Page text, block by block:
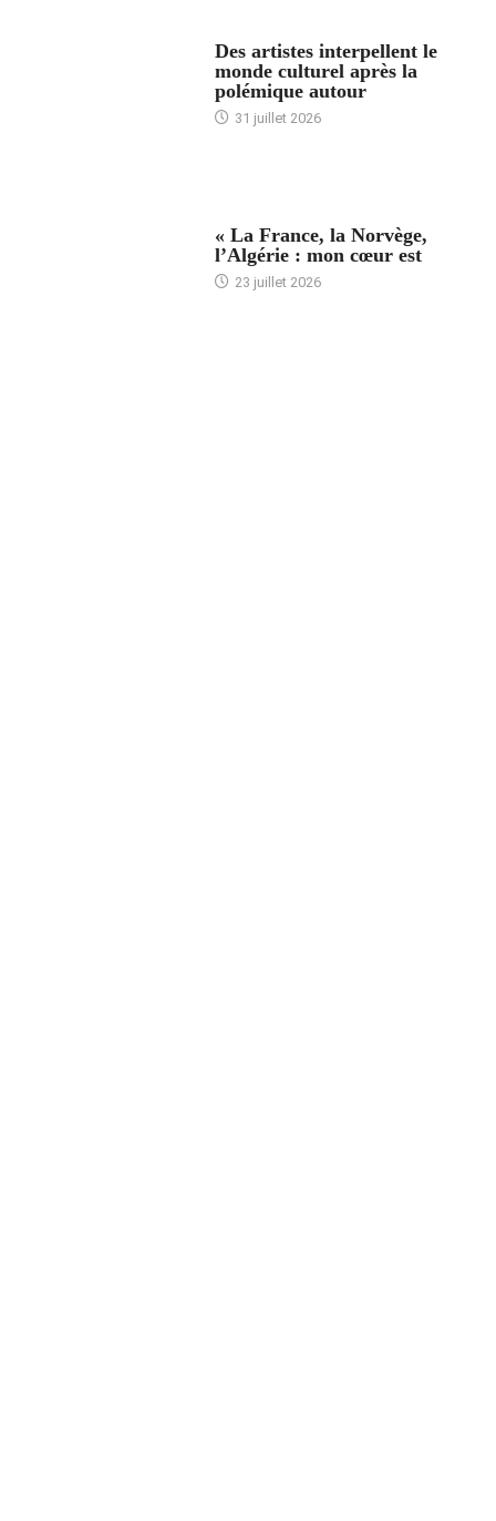
Des artistes interpellent le
monde culturel après la
polémique autour
31 juillet 2026
« La France, la Norvège,
l’Algérie : mon cœur est
23 juillet 2026